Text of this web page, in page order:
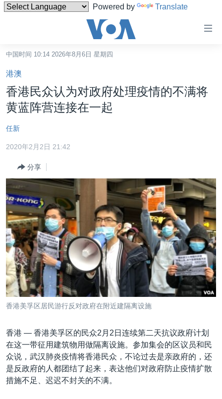
Powered by Translate
碍
链
接
内
容
到
导
航
跳
转
到
检
索
中国
最新国际新闻
印太
中东
欧洲
非洲
美洲
全球议题
分类新闻
经济·金融·贸易
人权·法律·宗教
科教·文娱·体健
军事
劳工
环境
美中关系
热点专题
白宫要闻
国会报道
美中关系
美国建国250周年
埃博拉疫情
重要讲话与声明
台海两岸关系
南中国海争端
关注西藏
VOA视频
VOA今日焦点
中文广播
关注我们
其他语言网站
中国时间 10:14 2026年8月6日 星期四
港澳
香港民众认为对政府处理疫情的不满将
黄蓝阵营连接在一起
任新
2020年2月2日 21:42
分享
香港美孚区居民游行反对政府在附近建隔离设施
香港 — 香港美孚区的民众2月2日连续第二天抗议政府计划
在这一带征用建筑物用做隔离设施。参加集会的区议员和民
众说，武汉肺炎疫情将香港民众，不论过去是亲政府的，还
是反政府的人都团结了起来，表达他们对政府防止疫情扩散
措施不足、迟迟不封关的不满。